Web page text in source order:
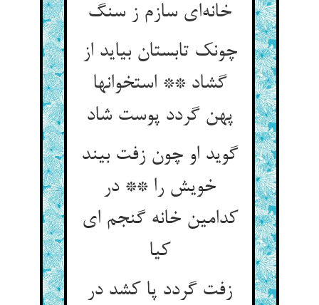
خانه‌ای سازم ز سنگ
چونک تابستان بیاید از
گشاد ** استخوانها
پهن گردد پوست شاد
گوید او چون زفت بیند
خویش را ** در
کدامین خانه گنجم ای
کیا
زفت گردد پا کشد در